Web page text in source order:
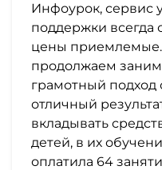
Инфоурок, сервис
поддержки всегда
цены
продолжаем
грамотный подход
отличный
вкладывать
детей, в их
оплатила 64